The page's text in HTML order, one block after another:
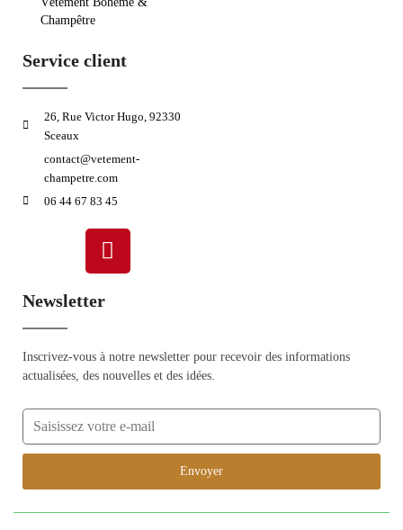
Champêtre
Service client
26, Rue Victor Hugo, 92330
Sceaux
contact@vetement-
champetre.com
06 44 67 83 45
Newsletter
Inscrivez-vous à notre newsletter pour recevoir des informations
actualisées, des nouvelles et des idées.
Envoyer